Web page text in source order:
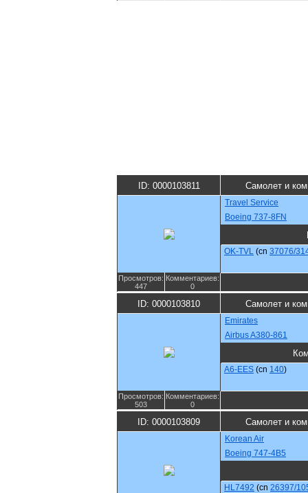
ID: 0000103811 Самолет и
Travel Service
Boeing 737-8FN
OK-TVL (cn 37076/
Просмотров:
447
Комментариев:
0
ID: 0000103810 Самолет и
Emirates
Airbus A380-861
A6-EES (cn 140)
Просмотров:
503
Комментариев:
0
ID: 0000103809 Самолет и
Korean Air
Boeing 747-4B5
HL7492 (cn 26397/